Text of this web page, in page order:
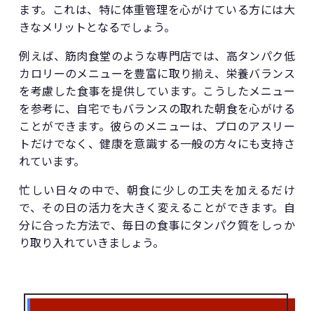
ます。これは、特に体重管理を心がけている方には大
きなメリットとなるでしょう。
例えば、筋肉食堂のような専門店では、高タンパク低
カロリーのメニューを豊富に取り揃え、栄養バランス
を考慮した食事を提供しています。こうしたメニュー
を参考に、自宅でもバランスの取れた朝食を心がける
ことができます。彼らのメニューは、プロのアスリー
トだけでなく、健康を意識する一般の方々にも支持さ
れています。
忙しい日々の中で、朝食に少しの工夫を加えるだけ
で、その日の活力を大きく変えることができます。自
分に合った方法で、毎日の食事にタンパク質をしっか
り取り入れていきましょう。